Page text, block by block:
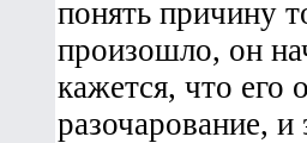
понять причину
произошло, он
кажется, что его
разочарование, и